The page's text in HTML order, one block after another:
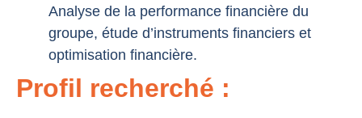
Analyse de la performance financière du
groupe, étude d’instruments financiers et
optimisation financière.
Profil recherché :